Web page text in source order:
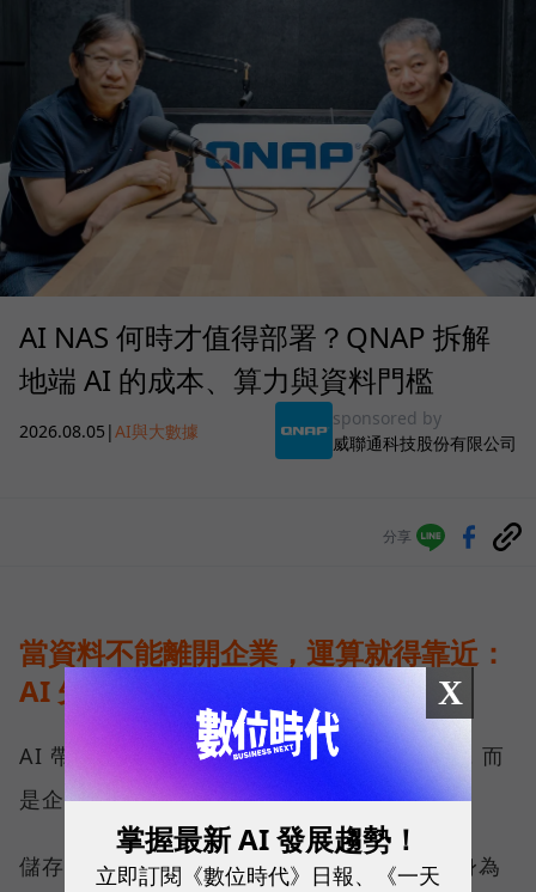
AI NAS 何時才值得部署？QNAP 拆解
地端 AI 的成本、算力與資料門檻
2026.08.05 |AI與大數據
sponsored by
威聯通科技股份有限公司
分享
當資料不能離開企業，運算就得靠近：
AI 先改寫儲存架構
AI 帶來的第一個變化，不只是運算能力提高，而
是企業必須重新決定資料放在哪裡。
儲存架構大致分為雲端與地端兩塊，QNAP 身為
X
掌握最新 AI 發展趨勢！
立即訂閱《數位時代》日報、《一天